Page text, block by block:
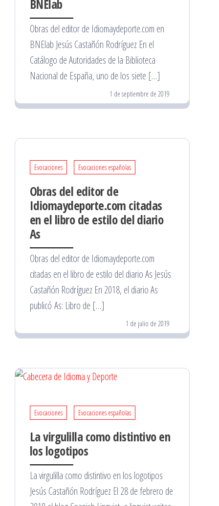
BNElab
Obras del editor de Idiomaydeporte.com en
BNElab Jesús Castañón Rodríguez En el
Catálogo de Autoridades de la Biblioteca
Nacional de España, uno de los siete […]
1 de septiembre de 2019
Evocaciones Evocaciones españolas
Obras del editor de
Idiomaydeporte.com citadas
en el libro de estilo del diario
As
Obras del editor de Idiomaydeporte.com
citadas en el libro de estilo del diario As Jesús
Castañón Rodríguez En 2018, el diario As
publicó As: Libro de […]
1 de julio de 2019
Evocaciones Evocaciones españolas
La virgulilla como distintivo en
los logotipos
La virgulilla como distintivo en los logotipos
Jesús Castañón Rodríguez El 28 de febrero de